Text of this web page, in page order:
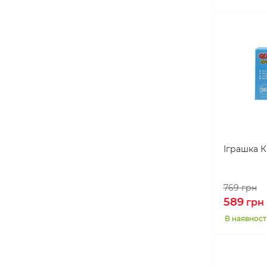
Іграшка
769грн
589грн
В